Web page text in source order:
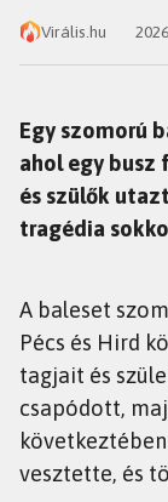
Virális.hu
Egy szomorú
ahol egy
és szülők
tragédia
A baleset
Pécs és Hird
tagjait és
csapódott,
vesztette, és